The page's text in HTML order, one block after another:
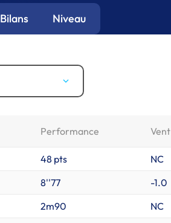
Bilans Niveau
Performance Vent
48 pts NC
8''77 -1.0
2m90 NC